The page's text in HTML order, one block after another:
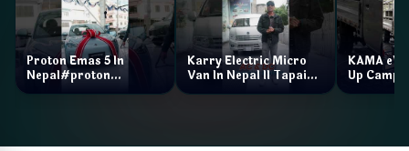
Proton Emas 5 In
Nepal#proton
#protonemas5#protonnepal#evcarnepal
Karry Electric Micro
Van In Nepal II Tapaiko
Bazar II Jankari
KAMA eV
Up Camp